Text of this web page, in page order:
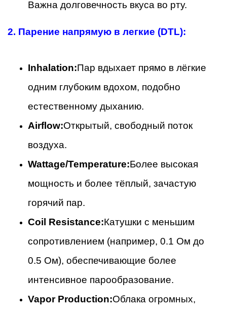
Важна долговечность вкуса во рту.
2. Парение напрямую в легкие (DTL):
Inhalation:Пар вдыхает прямо в лёгкие
одним глубоким вдохом, подобно
естественному дыханию.
Airflow:Открытый, свободный поток
воздуха.
Wattage/Temperature:Более высокая
мощность и более тёплый, зачастую
горячий пар.
Coil Resistance:Катушки с меньшим
сопротивлением (например, 0.1 Ом до
0.5 Ом), обеспечивающие более
интенсивное парообразование.
Vapor Production:Облака огромных,